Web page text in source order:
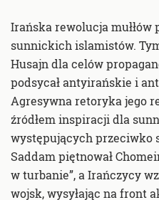
Irańska rewolucja mułłów
sunnickich islamistów.
Husajn dla celów
podsycał antyirańskie i
Agresywna retoryka jego
źródłem inspiracji dla
występujących przeciwko
Saddam piętnował
w turbanie”, a Irańczycy
wojsk, wysyłając na front